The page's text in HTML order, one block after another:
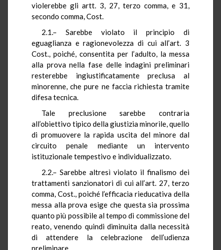
violerebbe gli artt. 3, 27, terzo comma, e 31,
secondo comma, Cost.
2.1.– Sarebbe violato il principio di
eguaglianza e ragionevolezza di cui all’art. 3
Cost., poiché, consentita per l’adulto, la messa
alla prova nella fase delle indagini preliminari
resterebbe ingiustificatamente preclusa al
minorenne, che pure ne faccia richiesta tramite
difesa tecnica.
Tale preclusione sarebbe contraria
all’obiettivo tipico della giustizia minorile, quello
di promuovere la rapida uscita del minore dal
circuito penale mediante un intervento
istituzionale tempestivo e individualizzato.
2.2.– Sarebbe altresì violato il finalismo dei
trattamenti sanzionatori di cui all’art. 27, terzo
comma, Cost., poiché l’efficacia rieducativa della
messa alla prova esige che questa sia prossima
quanto più possibile al tempo di commissione del
reato, venendo quindi diminuita dalla necessità
di attendere la celebrazione dell’udienza
preliminare.